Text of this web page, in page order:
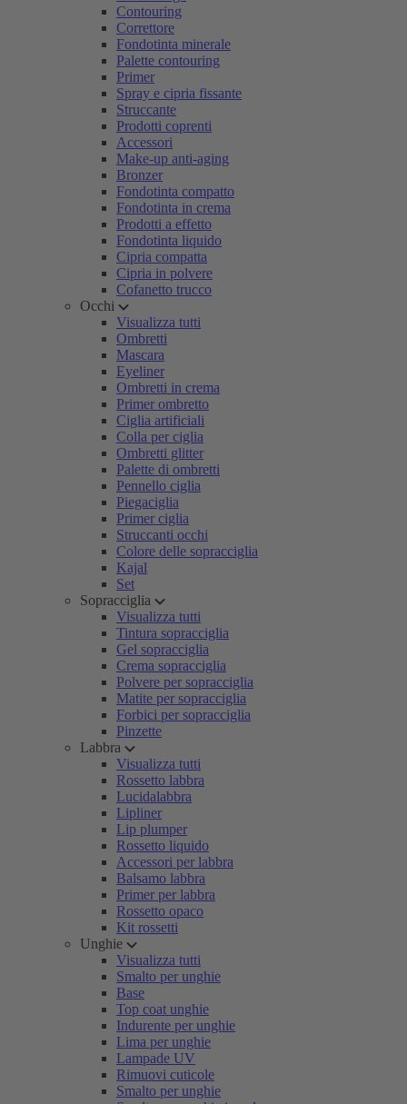
Contouring
Correttore
Fondotinta minerale
Palette contouring
Primer
Spray e cipria fissante
Struccante
Prodotti coprenti
Accessori
Make-up anti-aging
Bronzer
Fondotinta compatto
Fondotinta in crema
Prodotti a effetto
Fondotinta liquido
Cipria compatta
Cipria in polvere
Cofanetto trucco
Occhi
Visualizza tutti
Ombretti
Mascara
Eyeliner
Ombretti in crema
Primer ombretto
Ciglia artificiali
Colla per ciglia
Ombretti glitter
Palette di ombretti
Pennello ciglia
Piegaciglia
Primer ciglia
Struccanti occhi
Colore delle sopracciglia
Kajal
Set
Sopracciglia
Visualizza tutti
Tintura sopracciglia
Gel sopracciglia
Crema sopracciglia
Polvere per sopracciglia
Matite per sopracciglia
Forbici per sopracciglia
Pinzette
Labbra
Visualizza tutti
Rossetto labbra
Lucidalabbra
Lipliner
Lip plumper
Rossetto liquido
Accessori per labbra
Balsamo labbra
Primer per labbra
Rossetto opaco
Kit rossetti
Unghie
Visualizza tutti
Smalto per unghie
Base
Top coat unghie
Indurente per unghie
Lima per unghie
Lampade UV
Rimuovi cuticole
Smalto per unghie